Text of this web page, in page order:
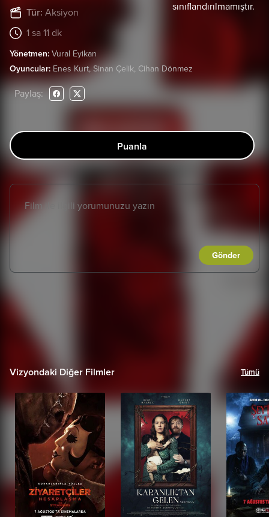
Tür: Aksiyon
1 sa 11 dk
sınıflandırılmamıştır.
Yönetmen: Vural Eyikan
Oyuncular: Enes Kurt, Sinan Çelik, Cihan Dönmez
Paylaş:
Puanla
Gönder
Vizyondaki Diğer Filmler Tümü